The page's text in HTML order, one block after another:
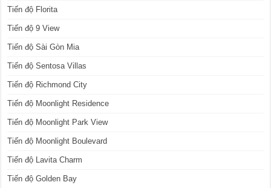
Tiến độ Florita
Tiến độ 9 View
Tiến độ Sài Gòn Mia
Tiến độ Sentosa Villas
Tiến độ Richmond City
Tiến độ Moonlight Residence
Tiến độ Moonlight Park View
Tiến độ Moonlight Boulevard
Tiến độ Lavita Charm
Tiến độ Golden Bay